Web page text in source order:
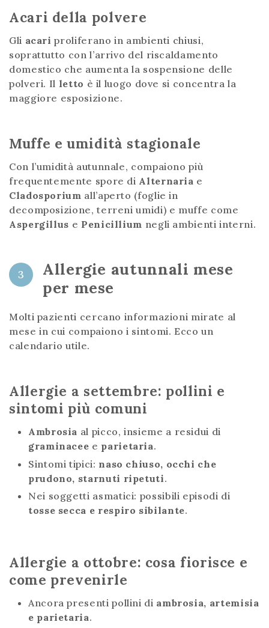
Acari della polvere
Gli acari proliferano in ambienti chiusi,
soprattutto con l’arrivo del riscaldamento
domestico che aumenta la sospensione delle
polveri. Il letto è il luogo dove si concentra la
maggiore esposizione.
Muffe e umidità stagionale
Con l’umidità autunnale, compaiono più
frequentemente spore di Alternaria e
Cladosporium all’aperto (foglie in
decomposizione, terreni umidi) e muffe come
Aspergillus e Penicillium negli ambienti interni.
3
Allergie autunnali mese
per mese
Molti pazienti cercano informazioni mirate al
mese in cui compaiono i sintomi. Ecco un
calendario utile.
Allergie a settembre: pollini e
sintomi più comuni
Ambrosia al picco, insieme a residui di
graminacee e parietaria.
Sintomi tipici: naso chiuso, occhi che
prudono, starnuti ripetuti.
Nei soggetti asmatici: possibili episodi di
tosse secca e respiro sibilante.
Allergie a ottobre: cosa fiorisce e
come prevenirle
Ancora presenti pollini di ambrosia, artemisia
e parietaria.